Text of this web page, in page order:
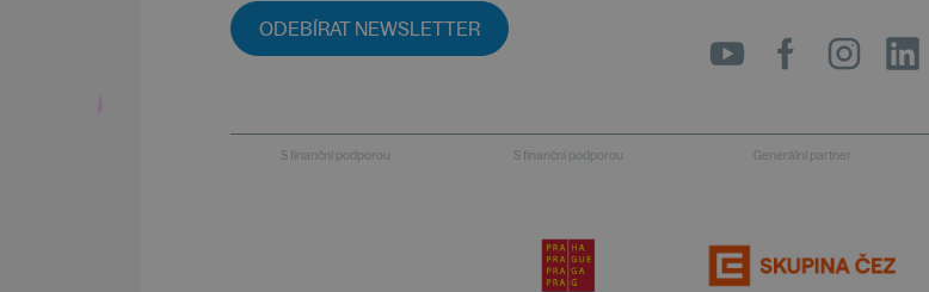
ODEBÍRAT NEWSLETTER
S finanční podporou S finanční podporou Generální partner